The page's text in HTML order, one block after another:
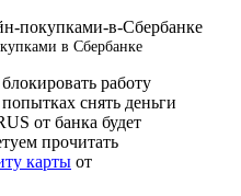
в Сбербанке
работу
снять деньги
от банка будет
прочитать
карты от